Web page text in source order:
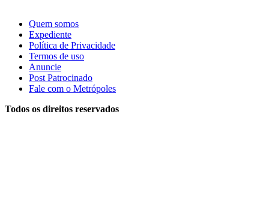
Quem somos
Expediente
Política de Privacidade
Termos de uso
Anuncie
Post Patrocinado
Fale com o Metrópoles
Todos os direitos reservados